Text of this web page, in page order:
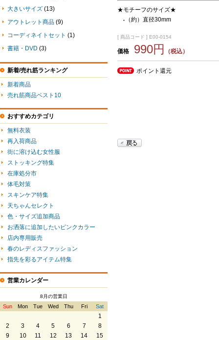
★モチーフのサイズ★
● （約）直径30mm
[ 商品コード ] E00-0154
価格 990円 （税込）
ポイント還元
大きいサイズ (13)
アウトレット商品 (9)
コーディネイトセット (1)
書籍・DVD (3)
新着/売れ筋ランキング
新着商品
売れ筋商品ベスト10
おすすめカテゴリ
無料衣装
再入荷商品
街に溶け込む女性服
ストッキング特集
在庫処分市
体毛対策
スキンケア特集
天ちゃんセレクト
色・サイズ追加商品
お洒落に追加したいピンクカラー
店内専用販売
春のレディスファッション
指先を彩るアイテム特集
営業カレンダー
8月の営業日
Sun Mon Tue Wed Thu Fri Sat
1
2
3 4 5 6 7
8
9
10 11 12 13 14
15